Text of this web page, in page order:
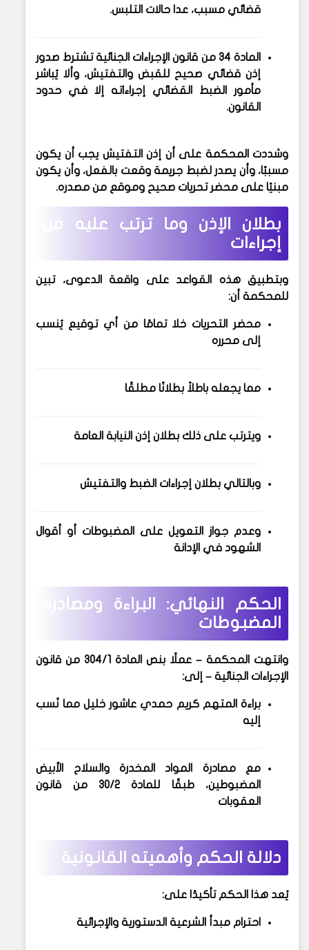
قضائي مسبب، عدا حالات التلبس.
المادة 34 من قانون الإجراءات الجنائية
تشترط صدور
إذن قضائي صحيح للقبض والتفتيش، وألا يُباشر
مأمور الضبط القضائي إجراءاته إلا في حدود
القانون.
وشددت المحكمة على أن
إذن التفتيش يجب أن يكون
مسببًا، وأن يصدر لضبط جريمة وقعت بالفعل، وأن يكون
مبنيًا على محضر تحريات صحيح وموقع من مصدره.
بطلان الإذن وما ترتب عليه من
إجراءات
وبتطبيق هذه القواعد على واقعة الدعوى، تبين
للمحكمة أن:
محضر التحريات خلا تمامًا من أي توقيع يُنسب
إلى محرره
مما يجعله باطلاً بطلانًا مطلقًا
ويترتب على ذلك بطلان إذن النيابة العامة
وبالتالي بطلان إجراءات الضبط والتفتيش
وعدم جواز التعويل على المضبوطات أو أقوال
الشهود في الإدانة
الحكم النهائي: البراءة ومصادرة
المضبوطات
وانتهت المحكمة – عملًا بنص
المادة 304/1 من قانون
الإجراءات الجنائية – إلى:
براءة المتهم كريم حمدي عاشور خليل مما نُسب
إليه
معمصادرة المواد المخدرة والسلاح الأبيض
المضبوطين
، طبقًا للمادة 30/2 من قانون
العقوبات
دلالة الحكم وأهميته القانونية
يُعد هذا الحكم تأكيدًا على:
احترام مبدأ الشرعية الدستورية والإجرائية